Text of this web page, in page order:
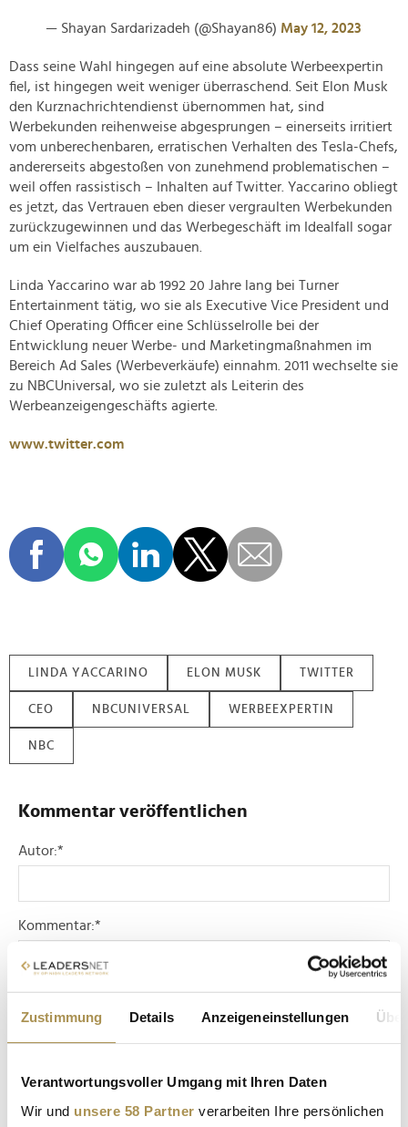
Zustimmung Details Anzeigeneinstellungen
Verantwortungsvoller Umgang mit Ihren Daten
Wir und unsere 58 Partner verarbeiten Ihre persönlichen
— Shayan Sardarizadeh (@Shayan86) May 12, 2023
Dass seine Wahl hingegen auf eine absolute Werbeexpertin
fiel, ist hingegen weit weniger überraschend. Seit Elon Musk
den Kurznachrichtendienst übernommen hat, sind
Werbekunden reihenweise abgesprungen – einerseits irritiert
vom unberechenbaren, erratischen Verhalten des Tesla-Chefs,
andererseits abgestoßen von zunehmend problematischen –
weil offen rassistisch – Inhalten auf Twitter. Yaccarino obliegt
es jetzt, das Vertrauen eben dieser vergraulten Werbekunden
zurückzugewinnen und das Werbegeschäft im Idealfall sogar
um ein Vielfaches auszubauen.
Linda Yaccarino war ab 1992 20 Jahre lang bei Turner
Entertainment tätig, wo sie als Executive Vice President und
Chief Operating Officer eine Schlüsselrolle bei der
Entwicklung neuer Werbe- und Marketingmaßnahmen im
Bereich Ad Sales (Werbeverkäufe) einnahm. 2011 wechselte sie
zu NBCUniversal, wo sie zuletzt als Leiterin des
Werbeanzeigengeschäfts agierte.
www.twitter.com
LINDA YACCARINO ELON MUSK TWITTER
CEO NBCUNIVERSAL WERBEEXPERTIN
NBC
Kommentar veröffentlichen
Autor:*
Kommentar:*
Sicherheitscode bestätigen:*